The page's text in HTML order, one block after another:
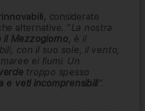
, considerate
alternative. “La nostra
il Mezzogiorno, è il
con il suo sole, il vento,
ei fiumi. Un
troppo spesso
e veti incomprensibili“.